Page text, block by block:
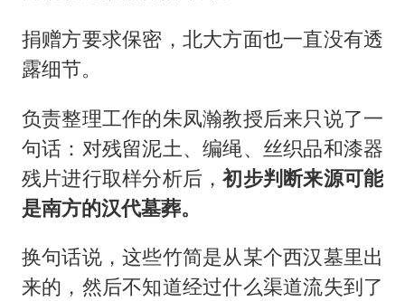
捐赠方要求保密，北大方面也一直没有透
露细节。
负责整理工作的朱凤瀚教授后来只说了一
句话：对残留泥土、编绳、丝织品和漆器
残片进行取样分析后，初步判断来源可能
是南方的汉代墓葬。
换句话说，这些竹简是从某个西汉墓里出
来的，然后不知道经过什么渠道流失到了